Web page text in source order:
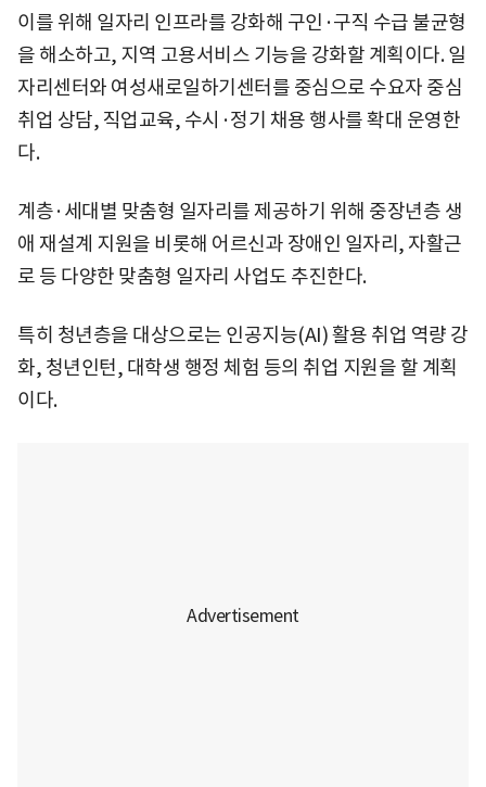
이를 위해 일자리 인프라를 강화해 구인·구직 수급 불균형
을 해소하고, 지역 고용서비스 기능을 강화할 계획이다. 일
자리센터와 여성새로일하기센터를 중심으로 수요자 중심
취업 상담, 직업교육, 수시·정기 채용 행사를 확대 운영한
다.
계층·세대별 맞춤형 일자리를 제공하기 위해 중장년층 생
애 재설계 지원을 비롯해 어르신과 장애인 일자리, 자활근
로 등 다양한 맞춤형 일자리 사업도 추진한다.
특히 청년층을 대상으로는 인공지능(AI) 활용 취업 역량 강
화, 청년인턴, 대학생 행정 체험 등의 취업 지원을 할 계획
이다.